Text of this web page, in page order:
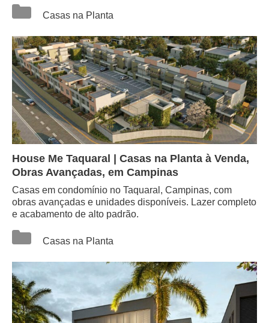
Casas na Planta
House Me Taquaral | Casas na Planta à Venda,
Obras Avançadas, em Campinas
Casas em condomínio no Taquaral, Campinas, com
obras avançadas e unidades disponíveis. Lazer completo
e acabamento de alto padrão.
Casas na Planta